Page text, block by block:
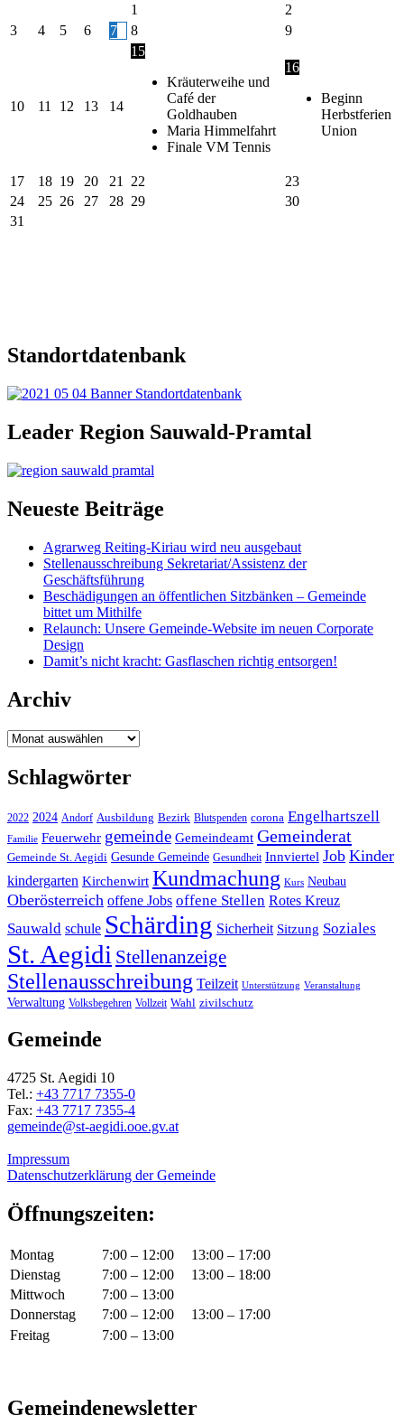
1
2
3
4 5 6 7 8 9
10 11 12 13 14
15
Kräuterweihe und
Café der
Goldhauben
Maria Himmelfahrt
Finale VM Tennis
16
Beginn
Herbstferien
Union
17 18 19 20 21 22
23
24
25 26 27 28 29
30
31
Standortdatenbank
Leader Region Sauwald-Pramtal
Neueste Beiträge
Agrarweg Reiting-Kiriau wird neu ausgebaut
Stellenausschreibung Sekretariat/Assistenz der
Geschäftsführung
Beschädigungen an öffentlichen Sitzbänken – Gemeinde
bittet um Mithilfe
Relaunch: Unsere Gemeinde-Website im neuen Corporate
Design
Damit’s nicht kracht: Gasflaschen richtig entsorgen!
Archiv
Archiv
Schlagwörter
2022 2024 Andorf Ausbildung Bezirk Blutspenden corona Engelhartszell
Familie Feuerwehr gemeinde Gemeindeamt Gemeinderat
Gemeinde St. Aegidi Gesunde Gemeinde Gesundheit Innviertel Job Kinder
kindergarten Kirchenwirt Kundmachung Kurs Neubau
Oberösterreich offene Jobs offene Stellen Rotes Kreuz
Sauwald schule Schärding Sicherheit Sitzung Soziales
St. Aegidi Stellenanzeige
Stellenausschreibung Teilzeit Unterstützung Veranstaltung
Verwaltung Volksbegehren Vollzeit Wahl zivilschutz
Gemeinde
4725 St. Aegidi 10
Tel.: +43 7717 7355-0
Fax: +43 7717 7355-4
gemeinde@st-aegidi.ooe.gv.at
Impressum
Datenschutzerklärung der Gemeinde
Öffnungszeiten:
Montag 7:00 – 12:00
13:00 – 17:00
Dienstag
7:00 – 12:00
13:00 – 18:00
Mittwoch
7:00 – 13:00
Donnerstag
7:00 – 12:00
13:00 – 17:00
Freitag
7:00 – 13:00
Gemeindenewsletter